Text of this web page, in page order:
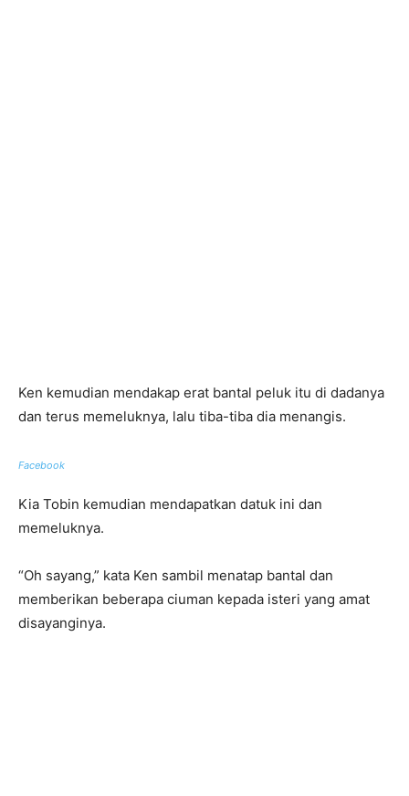
Ken kemudian mendakap erat bantal peluk itu di dadanya
dan terus memeluknya, lalu tiba-tiba dia menangis.
Facebook
Kia Tobin kemudian mendapatkan datuk ini dan
memeluknya.
“Oh sayang,” kata Ken sambil menatap bantal dan
memberikan beberapa ciuman kepada isteri yang amat
disayanginya.